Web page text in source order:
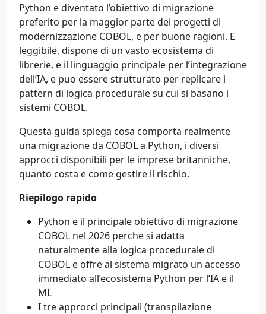
Python e diventato l’obiettivo di migrazione
preferito per la maggior parte dei progetti di
modernizzazione COBOL, e per buone ragioni. E
leggibile, dispone di un vasto ecosistema di
librerie, e il linguaggio principale per l’integrazione
dell’IA, e puo essere strutturato per replicare i
pattern di logica procedurale su cui si basano i
sistemi COBOL.
Questa guida spiega cosa comporta realmente
una migrazione da COBOL a Python, i diversi
approcci disponibili per le imprese britanniche,
quanto costa e come gestire il rischio.
Riepilogo rapido
Python e il principale obiettivo di migrazione
COBOL nel 2026 perche si adatta
naturalmente alla logica procedurale di
COBOL e offre al sistema migrato un accesso
immediato all’ecosistema Python per l’IA e il
ML
I tre approcci principali (transpilazione